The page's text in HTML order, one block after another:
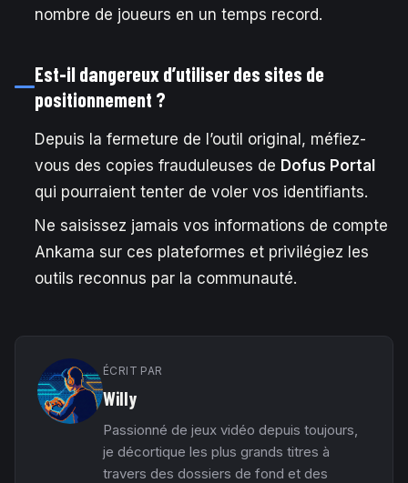
nombre de joueurs en un temps record.
Est-il dangereux d’utiliser des sites de
positionnement ?
Depuis la fermeture de l’outil original, méfiez-
vous des copies frauduleuses de Dofus Portal
qui pourraient tenter de voler vos identifiants.
Ne saisissez jamais vos informations de compte
Ankama sur ces plateformes et privilégiez les
outils reconnus par la communauté.
ÉCRIT PAR
Willy
Passionné de jeux vidéo depuis toujours,
je décortique les plus grands titres à
travers des dossiers de fond et des